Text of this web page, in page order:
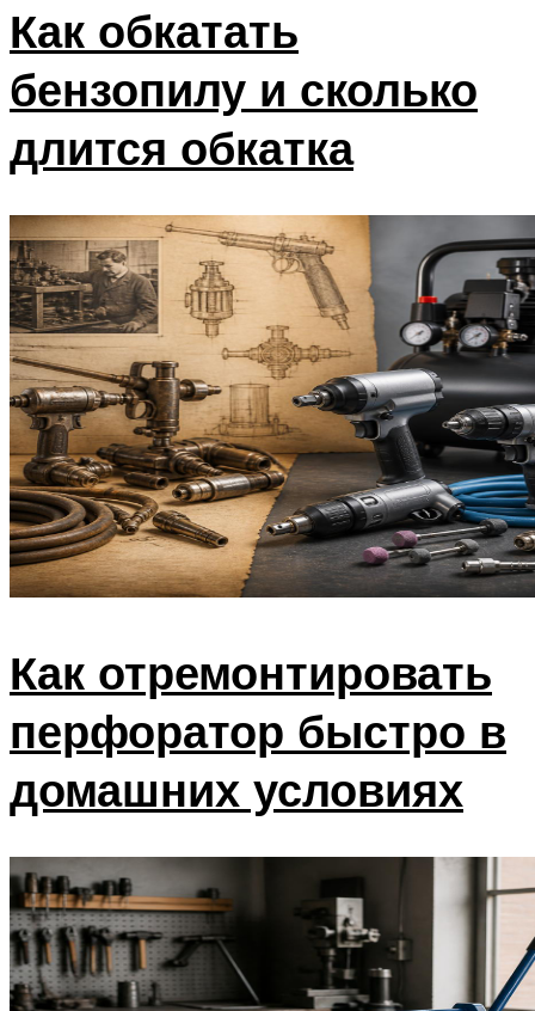
Как обкатать
бензопилу и сколько
длится обкатка
Как отремонтировать
перфоратор быстро в
домашних условиях